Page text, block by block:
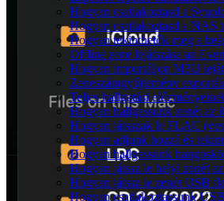
Hogyan csatlakoztasd a
Hogyan csatlakoztasd a NAS
Hogyan tekinthetők meg a
Offline zene lejátszása az
Hogyan importáljon M3U
Zeneszámgyűjtemény
Teljes hallgatási
Hogyan hallgassunk zenét
Hogyan játsszak le FLAC
Hogyan adjunk hozzá és
Hogyan hallgassunk
Hogyan játssz le helyi zenét
Hogyan játssz le zenét USB
Hogyan csatlakoztassunk